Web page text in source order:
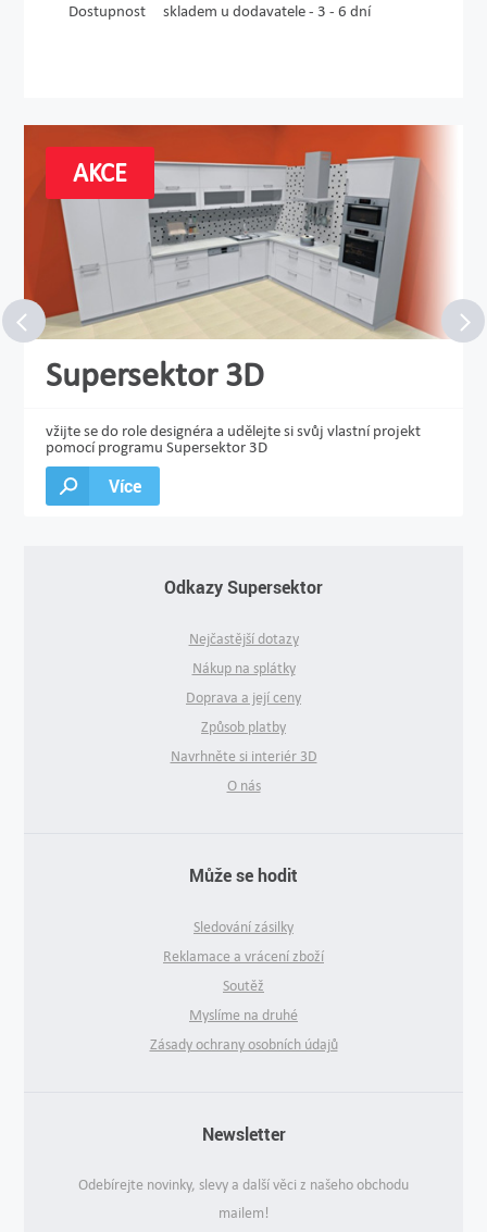
Dostupnost skladem u dodavatele - 3 - 6 dní
AKCE
Supersektor 3D
vžijte se do role designéra a udělejte si svůj vlastní projekt
pomocí programu Supersektor 3D
Více
Odkazy Supersektor
Nejčastější dotazy
Nákup na splátky
Doprava a její ceny
Způsob platby
Navrhněte si interiér 3D
O nás
Může se hodit
Sledování zásilky
Reklamace a vrácení zboží
Soutěž
Myslíme na druhé
Zásady ochrany osobních údajů
Newsletter
Odebírejte novinky, slevy a další věci z našeho obchodu
mailem!